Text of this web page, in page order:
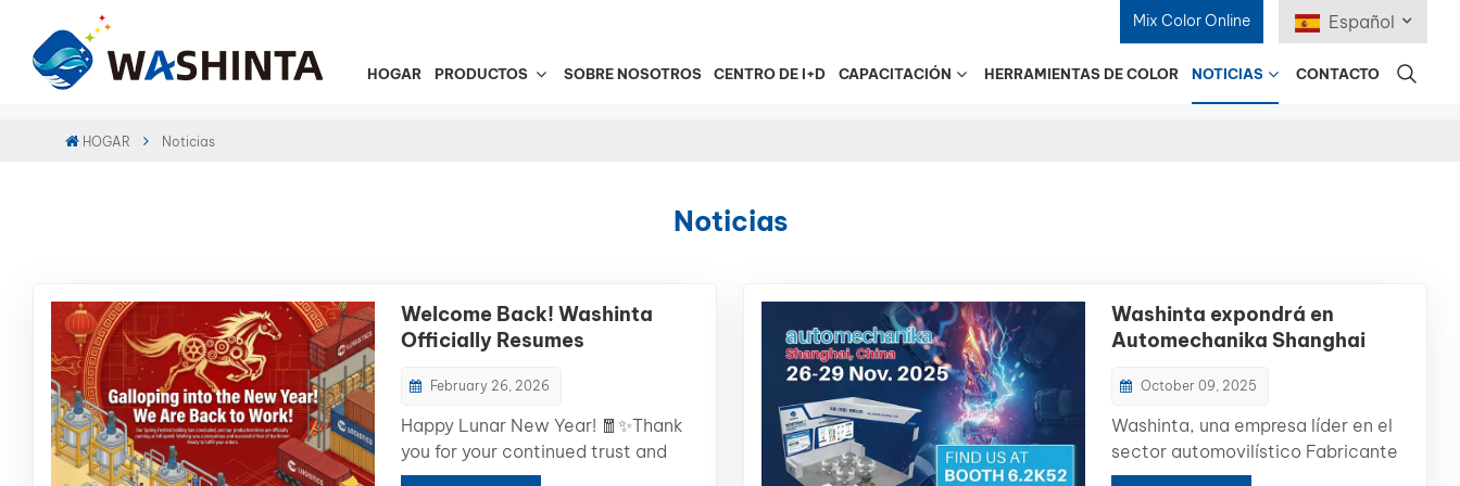
Mix Color Online Español
Español
日本語
한국어
HOGAR PRODUCTOS SOBRE NOSOTROS CENTRO DE I+D CAPACITACIÓN HERRAMIENTAS DE COLOR NOTICIAS CONTACTO
HOGAR Noticias
Noticias
Welcome Back! Washinta
Officially Resumes
February 26, 2026
Happy Lunar New Year! 🧧✨Thank
you for your continued trust and
support.Washinta Coating, a
Washinta expondrá en
Automechanika Shanghai
innovación en color
October 09, 2025
Washinta, una empresa líder en el
sector automovilístico Fabricante
de pintura de reacabado de